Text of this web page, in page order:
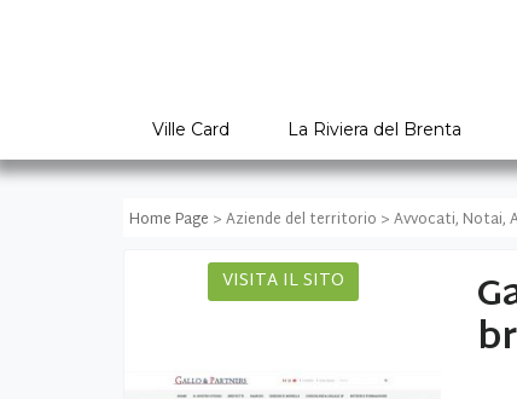
Ville Card La Riviera del Brenta
Home Page > Aziende del territorio > Avvocati, Notai,
VISITA IL SITO